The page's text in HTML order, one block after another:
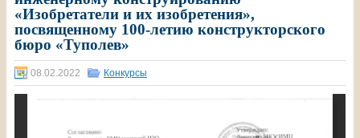
«Изобретатели и их изобретения»,
посвященному 100-летию конструкторского
бюро «Туполев»
08.02.2022 Конкурсы